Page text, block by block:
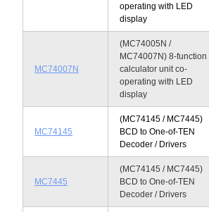
operating with LED
display
MC74007N
(MC74005N /
MC74007N) 8-function
calculator unit co-
operating with LED
display
MC74145
(MC74145 / MC7445)
BCD to One-of-TEN
Decoder / Drivers
MC7445
(MC74145 / MC7445)
BCD to One-of-TEN
Decoder / Drivers